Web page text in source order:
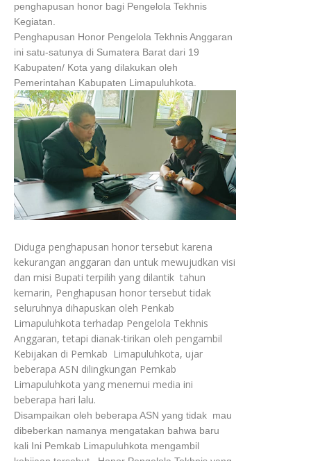
penghapusan honor bagi Pengelola Tekhnis
Kegiatan.
Penghapusan Honor Pengelola Tekhnis Anggaran
ini satu-satunya di Sumatera Barat dari 19
Kabupaten/ Kota yang dilakukan oleh
Pemerintahan Kabupaten Limapuluhkota.
Diduga penghapusan honor tersebut karena
kekurangan anggaran dan untuk mewujudkan visi
dan misi Bupati terpilih yang dilantik tahun
kemarin, Penghapusan honor tersebut tidak
seluruhnya dihapuskan oleh Penkab
Limapuluhkota terhadap Pengelola Tekhnis
Anggaran, tetapi dianak-tirikan oleh pengambil
Kebijakan di Pemkab Limapuluhkota, ujar
beberapa ASN dilingkungan Pemkab
Limapuluhkota yang menemui media ini
beberapa hari lalu.
Disampaikan oleh beberapa ASN yang tidak mau
dibeberkan namanya mengatakan bahwa baru
kali Ini Pemkab Limapuluhkota mengambil